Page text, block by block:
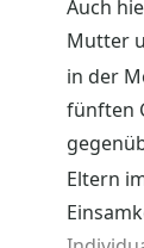
Auch
Mutter
in der
fünften
Eltern